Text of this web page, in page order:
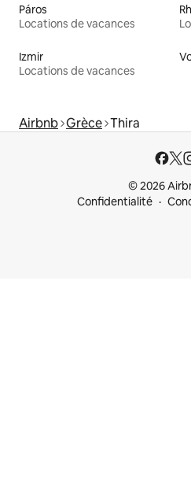
Páros
Locations de vacances
Izmir
Locations de vacances
Airbnb Grèce Thira
© 2026
Confidentialité